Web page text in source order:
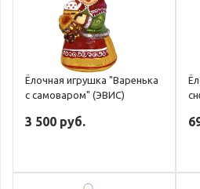
Ёлочная игрушка "Варенька
с самоваром" (ЭВИС)
3 500 руб.